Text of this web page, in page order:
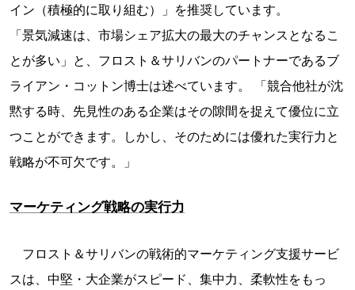
イン（積極的に取り組む）」を推奨しています。
「景気減速は、市場シェア拡大の最大のチャンスとなるこ
とが多い」と、フロスト＆サリバンのパートナーであるブ
ライアン・コットン博士は述べています。 「競合他社が沈
黙する時、先見性のある企業はその隙間を捉えて優位に立
つことができます。しかし、そのためには優れた実行力と
戦略が不可欠です。」
マーケティング戦略の実行力
フロスト＆サリバンの戦術的マーケティング支援サービ
スは、中堅・大企業がスピード、集中力、柔軟性をもっ